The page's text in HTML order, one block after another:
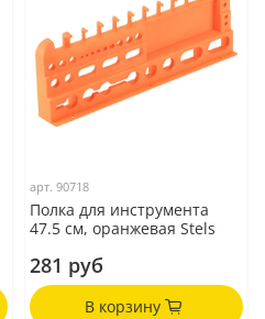
арт.90718
Полка для инструмента
47.5 см, оранжевая Stels
281 руб
В корзину